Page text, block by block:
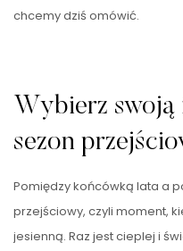
chcemy dziś omówić.
Wybierz swoją
sezon
Pomiędzy końcówką lata a
przejściowy, czyli moment,
jesienną. Raz jest cieplej i